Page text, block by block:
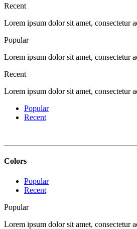
Recent
Lorem ipsum dolor sit amet, consectetur
Popular
Lorem ipsum dolor sit amet, consectetur
Recent
Lorem ipsum dolor sit amet, consectetur
Popular
Recent
Colors
Popular
Recent
Popular
Lorem ipsum dolor sit amet, consectetur